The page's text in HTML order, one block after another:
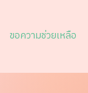
ขอความช่วยเหลือ